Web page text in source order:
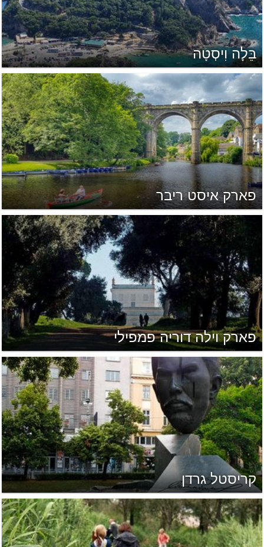
בֵּלָה וִיסְטָה
פארק איסט ריבר
פארק וילה דוריה פמפילי
קריסטל גרדן